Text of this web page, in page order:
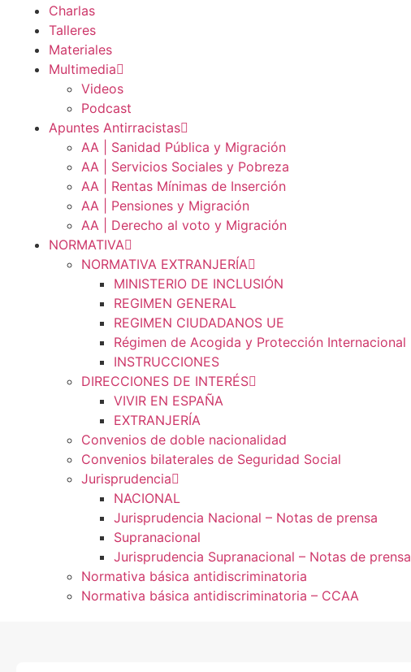
Charlas
Talleres
Materiales
Multimedia
Videos
Podcast
Apuntes Antirracistas
AA | Sanidad Pública y Migración
AA | Servicios Sociales y Pobreza
AA | Rentas Mínimas de Inserción
AA | Pensiones y Migración
AA | Derecho al voto y Migración
NORMATIVA
NORMATIVA EXTRANJERÍA
MINISTERIO DE INCLUSIÓN
REGIMEN GENERAL
REGIMEN CIUDADANOS UE
Régimen de Acogida y Protección Internacional
INSTRUCCIONES
DIRECCIONES DE INTERÉS
VIVIR EN ESPAÑA
EXTRANJERÍA
Convenios de doble nacionalidad
Convenios bilaterales de Seguridad Social
Jurisprudencia
NACIONAL
Jurisprudencia Nacional – Notas de prensa
Supranacional
Jurisprudencia Supranacional – Notas de prensa
Normativa básica antidiscriminatoria
Normativa básica antidiscriminatoria – CCAA